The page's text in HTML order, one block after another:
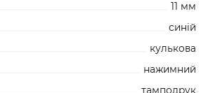
11 мм
синій
кулькова
нажимний
тамподрук